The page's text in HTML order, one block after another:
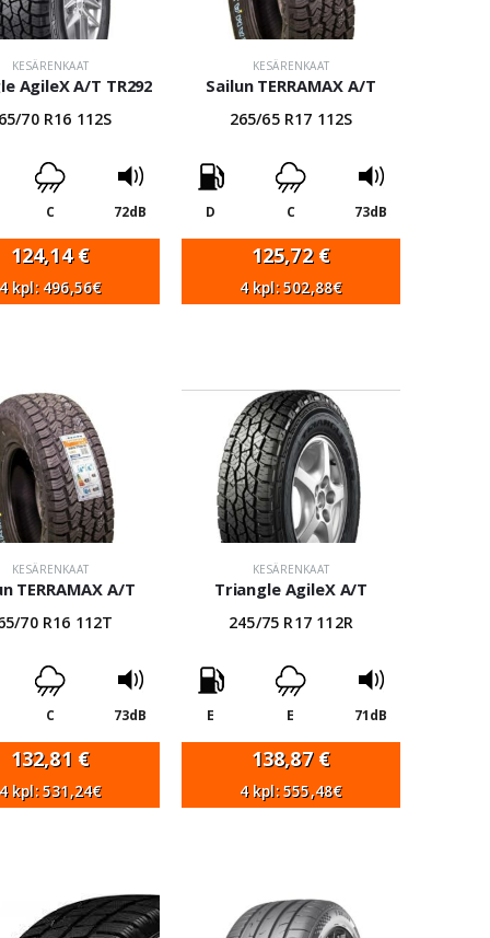
KESÄRENKAAT
AgileX A/T TR292
70 R16 112S
C 72dB
124,14€
kpl: 496,56€
KESÄRENKAAT
Sailun TERRAMAX A/T
265/65 R17 112S
D C 73dB
125,72 €
4 kpl: 502,88€
KESÄRENKAAT
TERRAMAX A/T
70 R16 112T
C 73dB
132,81 €
kpl: 531,24€
KESÄRENKAAT
Triangle AgileX A/T
245/75 R17 112R
E E 71dB
138,87 €
4 kpl: 555,48€